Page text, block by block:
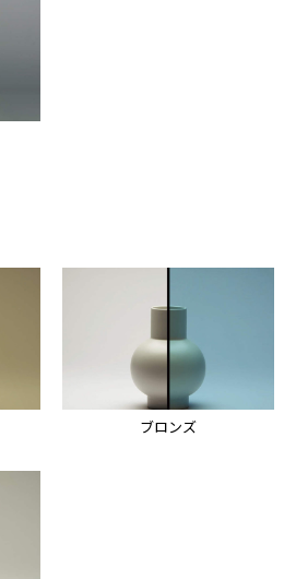
ブロンズ